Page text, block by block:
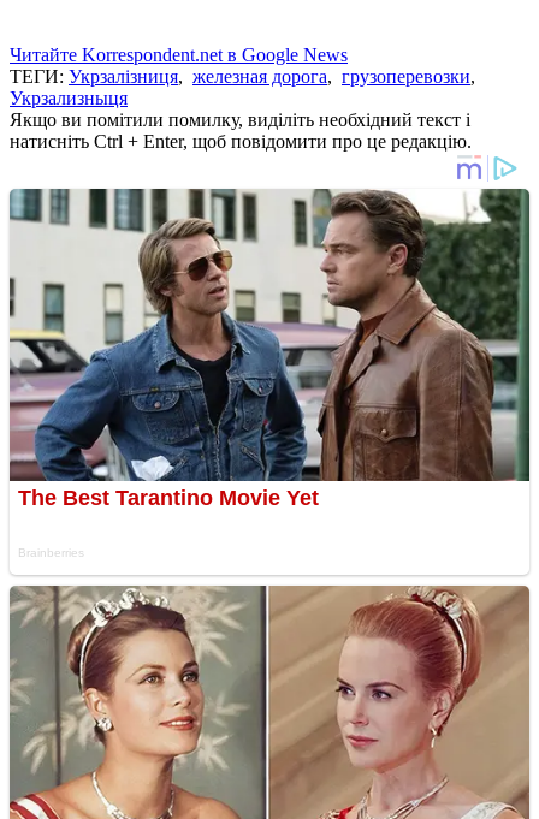
Читайте Korrespondent.net в Google News
ТЕГИ: Укрзалізниця, железная дорога, грузоперевозки,
Укрзализныця
Якщо ви помітили помилку, виділіть необхідний текст і
натисніть Ctrl + Enter, щоб повідомити про це редакцію.